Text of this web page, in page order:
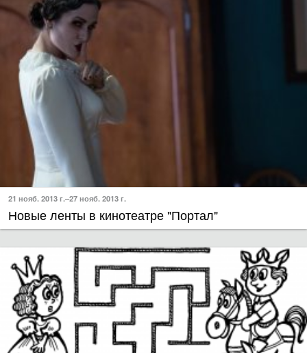
21 нояб. 2013 г.–27 нояб. 2013 г.
Новые ленты в кинотеатре "Портал"